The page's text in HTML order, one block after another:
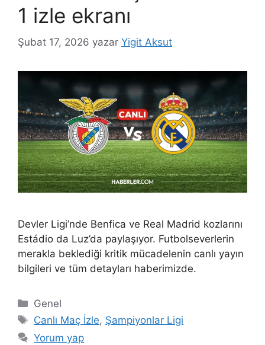
1 izle ekranı
Şubat 17, 2026 yazar Yigit Aksut
Devler Ligi’nde Benfica ve Real Madrid kozlarını
Estádio da Luz’da paylaşıyor. Futbolseverlerin
merakla beklediği kritik mücadelenin canlı yayın
bilgileri ve tüm detayları haberimizde.
Kategoriler
Genel
Etiketler
Canlı Maç İzle, Şampiyonlar Ligi
Yorum yap